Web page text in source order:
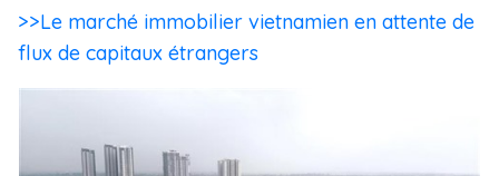
>>Le marché immobilier vietnamien en attente de
flux de capitaux étrangers